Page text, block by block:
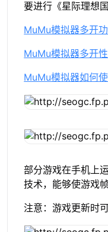
要进行《星际理想
MuMu模拟器多开
MuMu模拟器多开
MuMu模拟器如何
部分游戏在手机上
技术，能够使游戏
注意：游戏更新时